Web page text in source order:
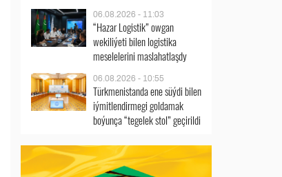
06.08.2026 - 11:03
“Hazar Logistik” owgan
wekiliýeti bilen logistika
meselelerini maslahatlaşdy
06.08.2026 - 10:55
Türkmenistanda ene süýdi bilen
iýmitlendirmegi goldamak
boýunça “tegelek stol” geçirildi